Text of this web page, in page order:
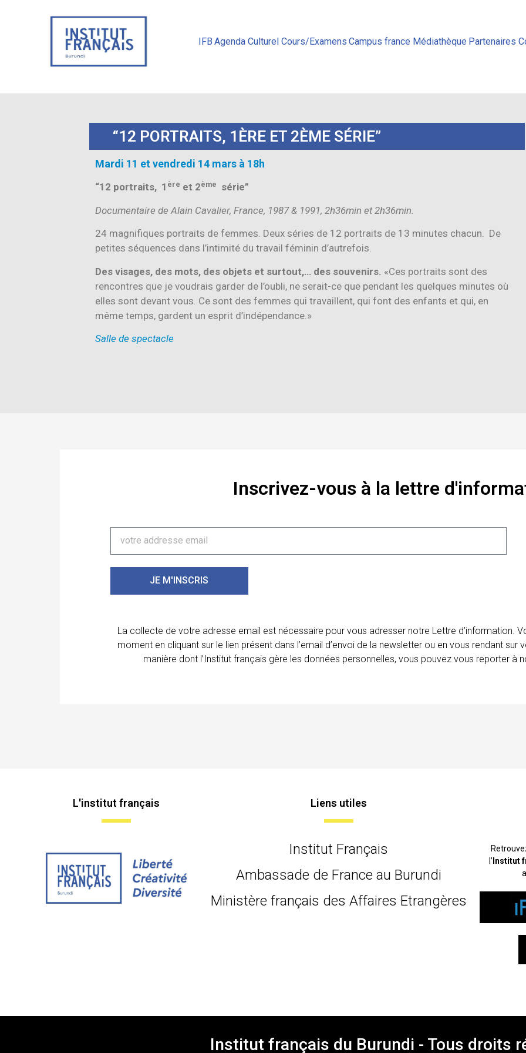
IFB Agenda Culturel Cours/Examens Campus france Médiathèque Partenaires
“12 PORTRAITS, 1ÈRE ET 2ÈME SÉRIE”
Mardi 11 et vendredi 14 mars à 18h
“12 portraits, 1 ère et 2ème
série”
Documentaire de Alain Cavalier, France, 1987 & 1991, 2h36min et 2h36min.
24 magnifiques portraits de femmes. Deux séries de 12 portraits de 13 minutes chacun. De
petites séquences dans l’intimité du travail féminin d’autrefois.
Des visages, des mots, des objets et surtout,… des souvenirs. «Ces portraits sont des
rencontres que je voudrais garder de l’oubli, ne serait-ce que pendant les quelques minutes où
elles sont devant vous. Ce sont des femmes qui travaillent, qui font des enfants et qui, en
même temps, gardent un esprit d’indépendance.»
Salle de spectacle
Inscrivez-vous à la lettre
JE M'INSCRIS
La collecte de votre adresse email est nécessaire pour vous adresser notre Lettre d’information.
moment en cliquant sur le lien présent dans l’email d’envoi de la newsletter ou en vous rendant
manière dont l’Institut français gère les données personnelles, vous pouvez vous reporter à
L'institut français Liens utiles
Institut Français
Ambassade de France au Burundi
Ministère français des Affaires Etrangères
l’ Institut
Institut français du Burundi - Tous droits